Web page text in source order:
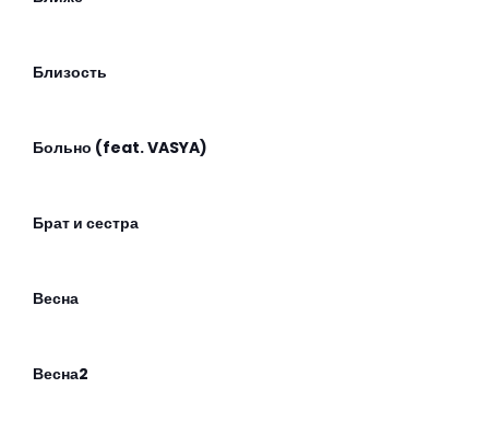
Близость
Больно (feat. VASYA)
Брат и сестра
Весна
Весна2